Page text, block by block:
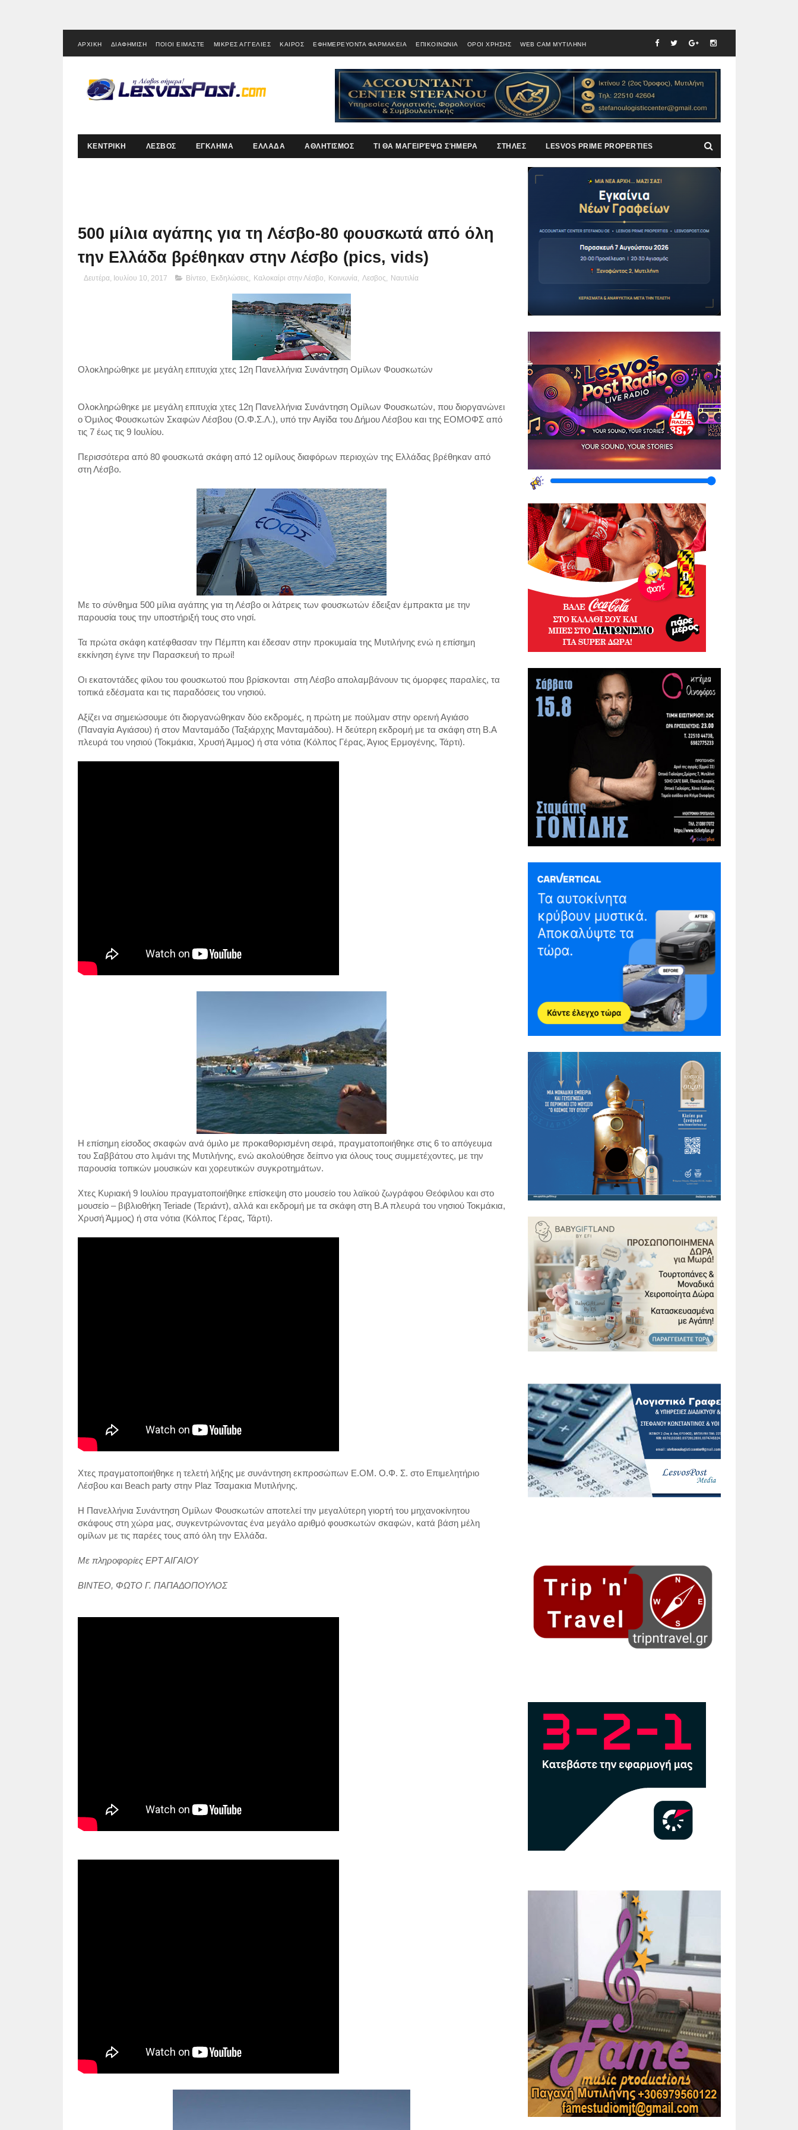
ΑΡΧΙΚΗ ΔΙΑΦΗΜΙΣΗ ΠΟΙΟΙ ΕΙΜΑΣΤΕ ΜΙΚΡΕΣ ΑΓΓΕΛΙΕΣ ΚΑΙΡΟΣ ΕΦΗΜΕΡΕΥΟΝΤΑ ΦΑΡΜΑΚΕΙΑ ΕΠΙΚΟΙΝΩΝΙΑ ΟΡΟΙ ΧΡΗΣΗΣ WEB CAM ΜΥΤΙΛΗΝΗ
ΚΕΝΤΡΙΚΗ ΛΕΣΒΟΣ ΕΓΚΛΗΜΑ ΕΛΛΑΔΑ ΑΘΛΗΤΙΣΜΟΣ ΤΙ ΘΑ ΜΑΓΕΙΡΈΨΩ ΣΉΜΕΡΑ ΣΤΗΛΕΣ LESVOS PRIME PROPERTIES
500 μίλια αγάπης για τη Λέσβο-80 φουσκωτά από όλη
την Ελλάδα βρέθηκαν στην Λέσβο (pics, vids)
Δευτέρα, Ιουλίου 10, 2017 Βίντεο, Εκδηλώσεις, Καλοκαίρι στην Λέσβο, Κοινωνία, Λεσβος, Ναυτιλία
Ολοκληρώθηκε με μεγάλη επιτυχία χτες 12η Πανελλήνια Συνάντηση Ομίλων Φουσκωτών
Ολοκληρώθηκε με μεγάλη επιτυχία χτες 12η Πανελλήνια Συνάντηση Ομίλων Φουσκωτών, που διοργανώνει
ο Όμιλος Φουσκωτών Σκαφών Λέσβου (Ο.Φ.Σ.Λ.), υπό την Αιγίδα του Δήμου Λέσβου και της ΕΟΜΟΦΣ από
τις 7 έως τις 9 Ιουλίου.
Περισσότερα από 80 φουσκωτά σκάφη από 12 ομίλους διαφόρων περιοχών της Ελλάδας βρέθηκαν από
στη Λέσβο.
Με το σύνθημα 500 μίλια αγάπης για τη Λέσβο οι λάτρεις των φουσκωτών έδειξαν έμπρακτα με την
παρουσία τους την υποστήριξή τους στο νησί.
Τα πρώτα σκάφη κατέφθασαν την Πέμπτη και έδεσαν στην προκυμαία της Μυτιλήνης ενώ η επίσημη
εκκίνηση έγινε την Παρασκευή το πρωί!
Οι εκατοντάδες φίλου του φουσκωτού που βρίσκονται στη Λέσβο απολαμβάνουν τις όμορφες παραλίες, τα
τοπικά εδέσματα και τις παραδόσεις του νησιού.
Αξίζει να σημειώσουμε ότι διοργανώθηκαν δύο εκδρομές, η πρώτη με πούλμαν στην ορεινή Αγιάσο
(Παναγία Αγιάσου) ή στον Μανταμάδο (Ταξιάρχης Μανταμάδου). Η δεύτερη εκδρομή με τα σκάφη στη Β.Α
πλευρά του νησιού (Τοκμάκια, Χρυσή Άμμος) ή στα νότια (Κόλπος Γέρας, Άγιος Ερμογένης, Τάρτι).
Η επίσημη είσοδος σκαφών ανά όμιλο με προκαθορισμένη σειρά, πραγματοποιήθηκε στις 6 το απόγευμα
του Σαββάτου στο λιμάνι της Μυτιλήνης, ενώ ακολούθησε δείπνο για όλους τους συμμετέχοντες, με την
παρουσία τοπικών μουσικών και χορευτικών συγκροτημάτων.
Χτες Κυριακή 9 Ιουλίου πραγματοποιήθηκε επίσκεψη στο μουσείο του λαϊκού ζωγράφου Θεόφιλου και στο
μουσείο – βιβλιοθήκη Teriade (Τεριάντ), αλλά και εκδρομή με τα σκάφη στη Β.Α πλευρά του νησιού Τοκμάκια,
Χρυσή Άμμος) ή στα νότια (Κόλπος Γέρας, Τάρτι).
Χτες πραγματοποιήθηκε η τελετή λήξης με συνάντηση εκπροσώπων Ε.ΟΜ. Ο.Φ. Σ. στο Επιμελητήριο
Λέσβου και Beach party στην Plaz Τσαμακια Μυτιλήνης.
Η Πανελλήνια Συνάντηση Ομίλων Φουσκωτών αποτελεί την μεγαλύτερη γιορτή του μηχανοκίνητου
σκάφους στη χώρα μας, συγκεντρώνοντας ένα μεγάλο αριθμό φουσκωτών σκαφών, κατά βάση μέλη
ομίλων με τις παρέες τους από όλη την Ελλάδα.
Με πληροφορίες ΕΡΤ ΑΙΓΑΙΟΥ
ΒΙΝΤΕΟ, ΦΩΤΟ Γ. ΠΑΠΑΔΟΠΟΥΛΟΣ